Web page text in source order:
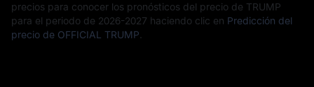
precios para conocer los pronósticos del precio de TRUMP
para el periodo de 2026-2027 haciendo clic en Predicción del
precio de OFFICIAL TRUMP